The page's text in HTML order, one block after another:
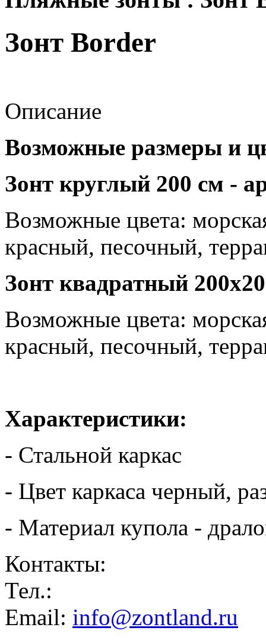
Зонт Border
Описание
Возможные размеры и
Зонт круглый 200 см -
Возможные цвета:
красный, песочный,
Зонт квадратный
Возможные цвета:
красный, песочный,
Характеристики:
- Стальной каркас
- Цвет каркаса черный,
- Материал купола -
Контакты:
Тел.:
Email: info@zontland.ru